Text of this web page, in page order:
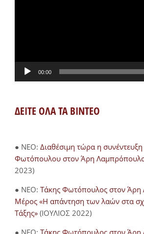
00:00
ΔΕΙΤΕ ΟΛΑ ΤΑ ΒΙΝΤΕΟ
● NEO: Διαθέσιμη τώρα η
Φωτόπουλου στον Άρη
2023)
● NEO: Τάκης Φωτόπουλος στον Άρη
Μέρος «Η απάντηση των λαών στα
Τάξης» (ΙΟΥΛΙΟΣ 2022)